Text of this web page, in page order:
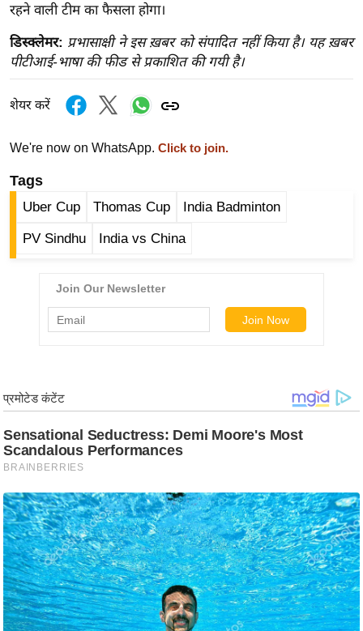
ज
न
ज
ली
ड
हॉ
ली
B
e
a
k
i
n
g
N
e
w
रहने वाली टीम का फैसला होगा।
डिस्क्लेमर: प्रभासाक्षी ने इस ख़बर को संपादित नहीं किया है। यह ख़बर
पीटीआई-भाषा की फीड से प्रकाशित की गयी है।
शेयर करें
We're now on WhatsApp. Click to join.
Tags
Uber Cup Thomas Cup India Badminton
PV Sindhu India vs China